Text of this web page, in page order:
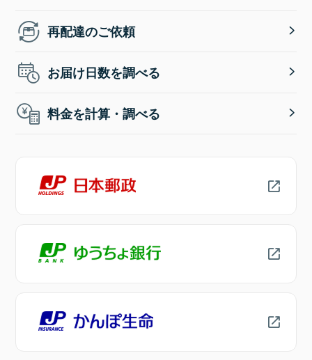
再配達のご依頼
お届け日数を調べる
料金を計算・調べる